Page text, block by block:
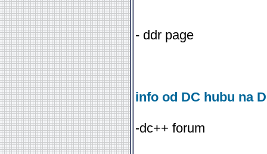
- ddr page
info od DC hubu na
-dc++ forum